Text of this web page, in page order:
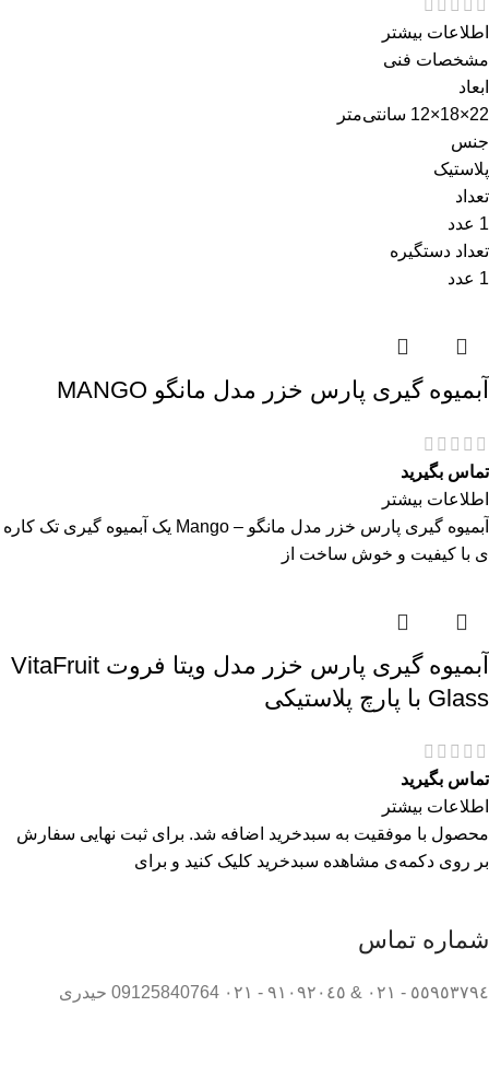
اطلاعات بیشتر
مشخصات فنی
ابعاد
22×18×12 سانتی‌متر
جنس
پلاستیک
تعداد
1 عدد
تعداد دستگیره
1 عدد
آبمیوه گیری پارس خزر مدل مانگو MANGO
تماس بگیرید
اطلاعات بیشتر
آبمیوه گیری پارس خزر مدل مانگو – Mango یک آبمیوه گیری تک کاره
ی با کیفیت و خوش ساخت از
آبمیوه گیری پارس خزر مدل ویتا فروت VitaFruit
Glass با پارچ پلاستیکی
تماس بگیرید
اطلاعات بیشتر
محصول با موفقیت به سبدخرید اضافه شد. برای ثبت نهایی سفارش
بر روی دکمه‌ی مشاهده سبدخرید کلیک کنید و برای
شماره تماس
٥٥٩٥٣٧٩٤ - ٠٢١ & ٩١٠٩٢٠٤٥ - ٠٢١ 09125840764 حیدری